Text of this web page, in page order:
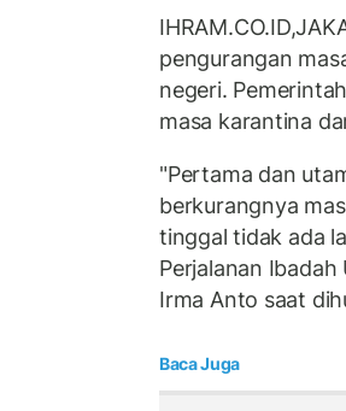
pengurangan
negeri.
masa karantina
"Pertama dan
berkurangnya
tinggal tidak ada
Perjalanan Ibadah
Irma Anto saat
Baca Juga